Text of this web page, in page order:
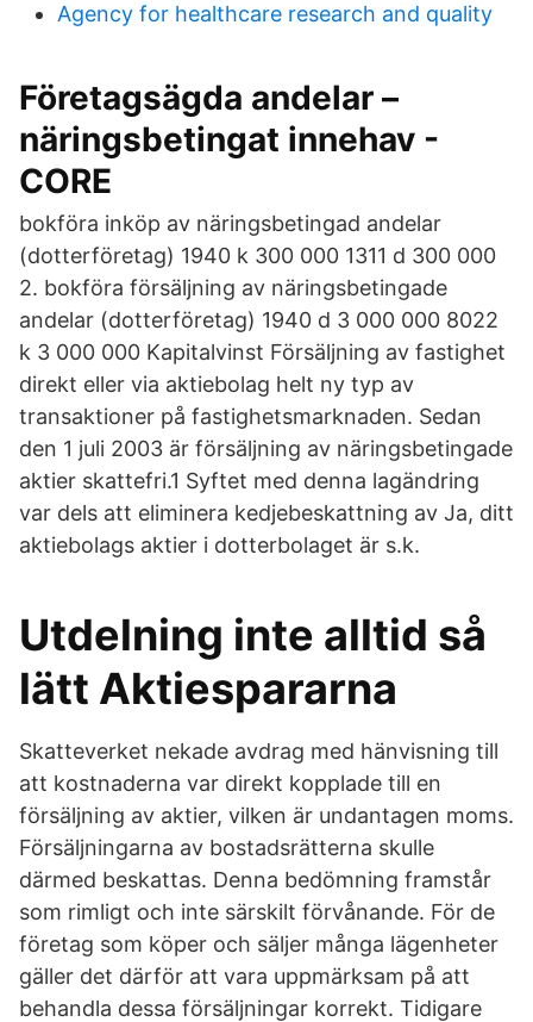
Agency for healthcare research and quality
Företagsägda andelar –
näringsbetingat innehav -
CORE
bokföra inköp av näringsbetingad andelar
(dotterföretag) 1940 k 300 000 1311 d 300 000
2. bokföra försäljning av näringsbetingade
andelar (dotterföretag) 1940 d 3 000 000 8022
k 3 000 000 Kapitalvinst Försäljning av fastighet
direkt eller via aktiebolag helt ny typ av
transaktioner på fastighetsmarknaden. Sedan
den 1 juli 2003 är försäljning av näringsbetingade
aktier skattefri.1 Syftet med denna lagändring
var dels att eliminera kedjebeskattning av Ja, ditt
aktiebolags aktier i dotterbolaget är s.k.
Utdelning inte alltid så
lätt Aktiespararna
Skatteverket nekade avdrag med hänvisning till
att kostnaderna var direkt kopplade till en
försäljning av aktier, vilken är undantagen moms.
Försäljningarna av bostadsrätterna skulle
därmed beskattas. Denna bedömning framstår
som rimligt och inte särskilt förvånande. För de
företag som köper och säljer många lägenheter
gäller det därför att vara uppmärksam på att
behandla dessa försäljningar korrekt. Tidigare